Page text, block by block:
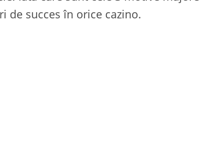
de succes în orice cazino.